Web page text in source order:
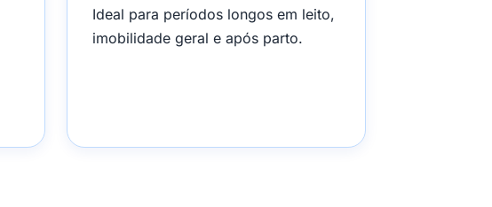
Ideal para períodos longos em leito,
imobilidade geral e após parto.